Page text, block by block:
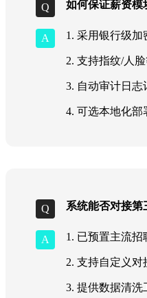
如何保证薪资模
1. 采用银行级加
2. 支持指纹/人
3. 自动审计日
4. 可选本地化部
系统能否对接第
1. 已预置主流招
2. 支持自定义对
3. 提供数据清洗